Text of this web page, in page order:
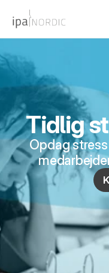
PRODUCT
Design
Content
Publish
RESOURCES
Blog
Careers
Tidlig
Opdag